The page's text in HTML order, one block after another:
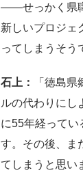
――せっかく県
新しいプロジェ
ってしまうそう
石上：
「徳島
ルの代わりにし
に55年経ってい
す。その後、ま
てしまうと思い